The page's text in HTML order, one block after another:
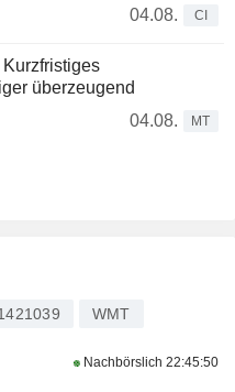
04.08. CI
überzeugend
04.08.
MT
WMT
Nachbörslich 22:45:50